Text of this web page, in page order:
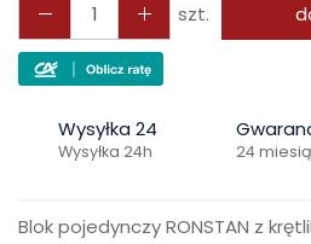
szt.
Wysyłka 24
Wysyłka 24h 24
Blok pojedynczy RONSTAN z